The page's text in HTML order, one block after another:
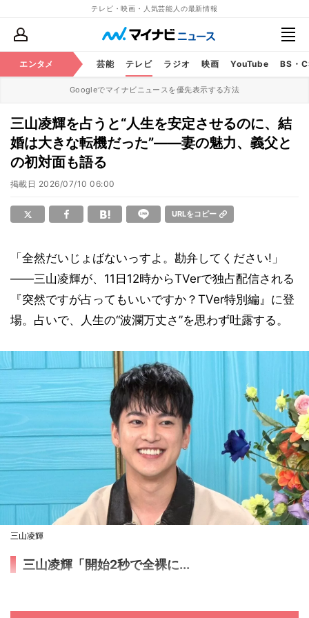
テレビ・映画・人気芸能人の最新情報
エンタメ 芸能 テレビ ラジオ 映画 YouTube BS・
Googleでマイナビニュースを優先表示する方法
三山凌輝を占うと“人生を安定させるのに、結
婚は大きな転機だった”――妻の魅力、義父と
の初対面も語る
掲載日 2026/07/10 06:00
URLをコピー
「全然だいじょばないっすよ。勘弁してください!」
――三山凌輝が、11日12時からTVerで独占配信される
『突然ですが占ってもいいですか？TVer特別編』に登
場。占いで、人生の“波瀾万丈さ”を思わず吐露する。
三山凌輝
三山凌輝「開始2秒で全裸に...